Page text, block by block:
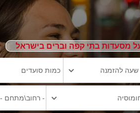
מסעדות בתי קפה וברים בישראל